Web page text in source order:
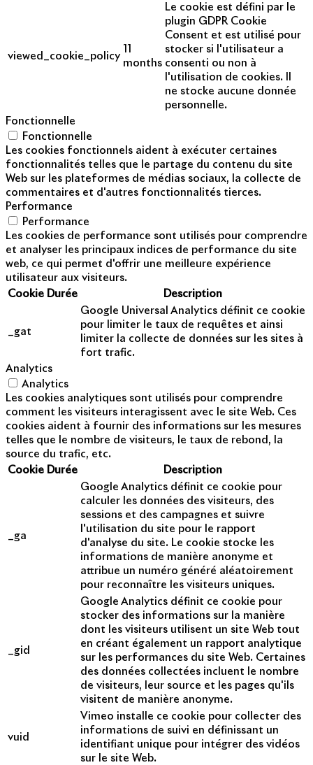
viewed_cookie_policy
months
Le cookie est défini par le
plugin GDPR Cookie
Consent et est utilisé pour
stocker si l'utilisateur a
consenti ou non à
l'utilisation de cookies. Il
ne stocke aucune donnée
personnelle.
Fonctionnelle
Fonctionnelle
Les cookies fonctionnels aident à exécuter certaines
fonctionnalités telles que le partage du contenu du site
Web sur les plateformes de médias sociaux, la collecte de
commentaires et d'autres fonctionnalités tierces.
Performance
Performance
Les cookies de performance sont utilisés pour comprendre
et analyser les principaux indices de performance du site
web, ce qui permet d'offrir une meilleure expérience
utilisateur aux visiteurs.
Cookie Durée Description
_gat
Google Universal Analytics définit ce cookie
pour limiter le taux de requêtes et ainsi
limiter la collecte de données sur les sites à
fort trafic.
Analytics
Analytics
Les cookies analytiques sont utilisés pour comprendre
comment les visiteurs interagissent avec le site Web. Ces
cookies aident à fournir des informations sur les mesures
telles que le nombre de visiteurs, le taux de rebond, la
source du trafic, etc.
Cookie Durée Description
_ga
Google Analytics définit ce cookie pour
calculer les données des visiteurs, des
sessions et des campagnes et suivre
l'utilisation du site pour le rapport
d'analyse du site. Le cookie stocke les
informations de manière anonyme et
attribue un numéro généré aléatoirement
pour reconnaître les visiteurs uniques.
_gid
Google Analytics définit ce cookie pour
stocker des informations sur la manière
dont les visiteurs utilisent un site Web tout
en créant également un rapport analytique
sur les performances du site Web. Certaines
des données collectées incluent le nombre
de visiteurs, leur source et les pages qu'ils
visitent de manière anonyme.
vuid
Vimeo installe ce cookie pour collecter des
informations de suivi en définissant un
identifiant unique pour intégrer des vidéos
sur le site Web.